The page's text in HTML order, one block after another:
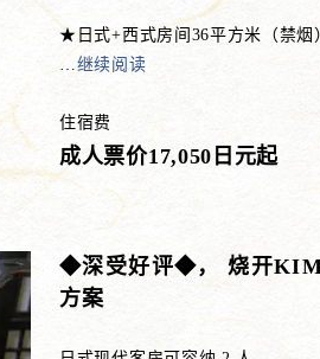
★日式+西式房间36平方米（禁烟
…继续阅读
住宿费
成人票价17,050日元起
◆深受好评◆， 烧开
方案